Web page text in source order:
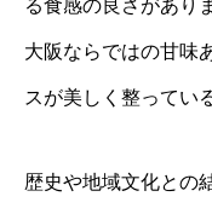
る食感の良さがあり
大阪ならではの甘味
スが美しく整ってい
歴史や地域文化との